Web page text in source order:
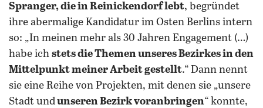
Spranger, die in Reinickendorf lebt, begründet
ihre abermalige Kandidatur im Osten Berlins intern
so: „In meinen mehr als 30 Jahren Engagement (…)
habe ich stets die Themen unseres Bezirkes in den
Mittelpunkt meiner Arbeit gestellt.“ Dann nennt
sie eine Reihe von Projekten, mit denen sie „unsere
Stadt undunseren Bezirk voranbringen“ konnte,